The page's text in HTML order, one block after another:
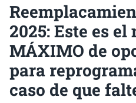
2025: Este es el
MÁXIMO de
para
caso de que